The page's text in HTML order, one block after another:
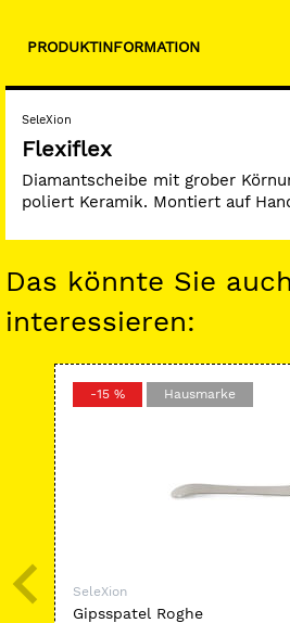
PRODUKTINFORMATION
SeleXion
Flexiflex
Diamantscheibe mit grober
poliert Keramik. Montiert auf
Das könnte Sie auch
interessieren:
-15 % Hausmarke
SeleXion
Gipsspatel Roghe